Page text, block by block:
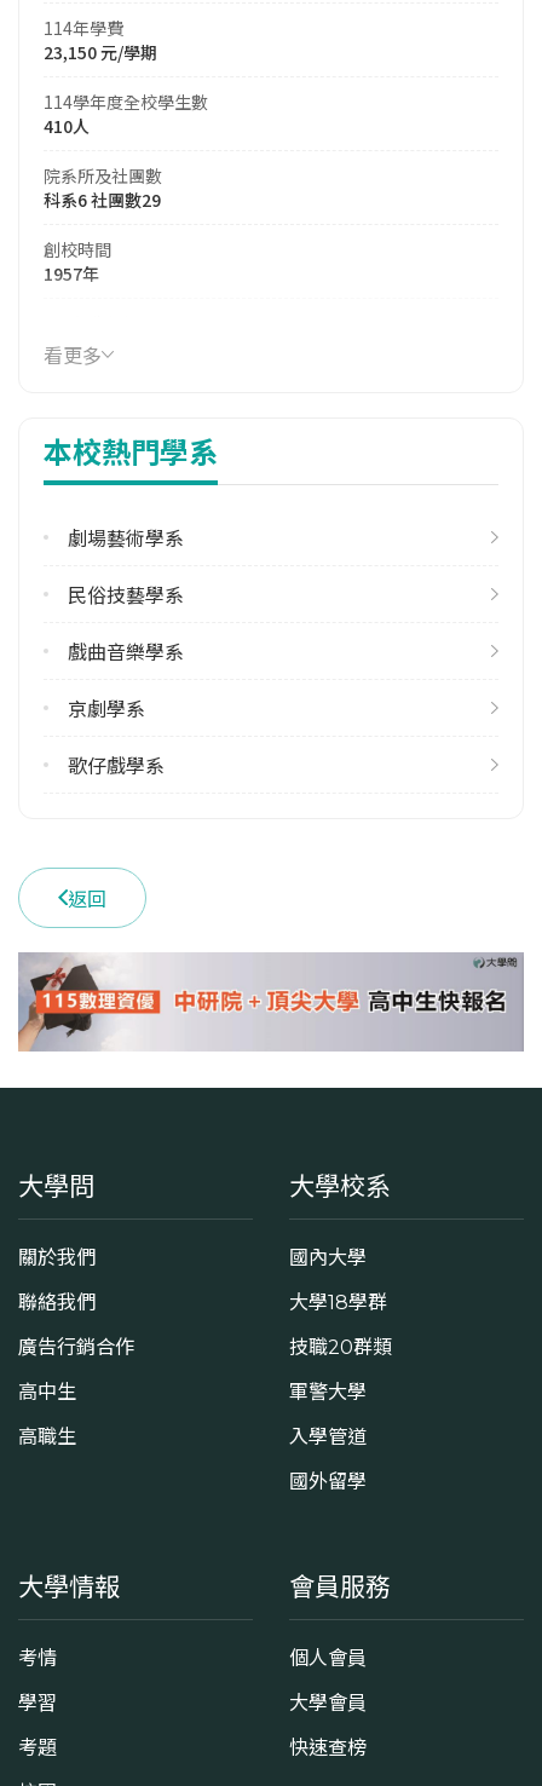
114年學費
23,150 元/學期
114學年度全校學生數
410人
院系所及社團數
科系6 社團數29
創校時間
1957年
10.51
學校電話
學校地址
看更多
本校熱門學系
劇場藝術學系
民俗技藝學系
戲曲音樂學系
京劇學系
歌仔戲學系
返回
大學問
關於我們
聯絡我們
廣告行銷合作
高中生
高職生
大學校系
國內大學
大學18學群
技職20群類
軍警大學
入學管道
國外留學
大學情報
考情
學習
考題
會員服務
個人會員
大學會員
快速查榜